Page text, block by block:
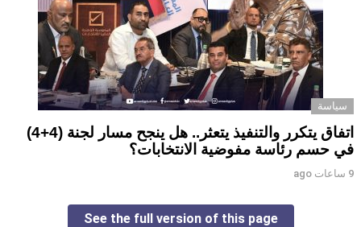
سياسة
اتفاق يتكرر والتنفيذ يتعثر.. هل ينجح مسار لجنة (4+4)
في حسم رئاسة مفوضية الانتخابات؟
9 ساعات ago
See the full version of this page